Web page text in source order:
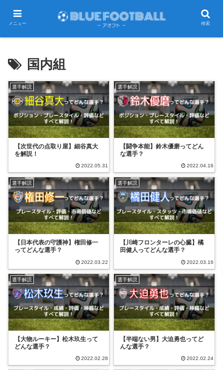
国内組
選手解説
【次世代の点取り屋】細谷真大
を解説！
2022.05.31
選手解説
【闘争本能】鈴木優磨ってどん
な選手？
2022.04.16
選手解説
【日本代表の守護神】権田修一
ってどんな選手？
2022.03.22
選手解説
【川崎フロンターレの心臓】橘
田健人ってどんな選手？
2022.03.16
選手解説
【大物ルーキー】松木玖生って
どんな選手？
2022.02.28
選手解説
【半端ない男】大迫勇也ってど
んな選手？
2022.02.24
メニュー 検索